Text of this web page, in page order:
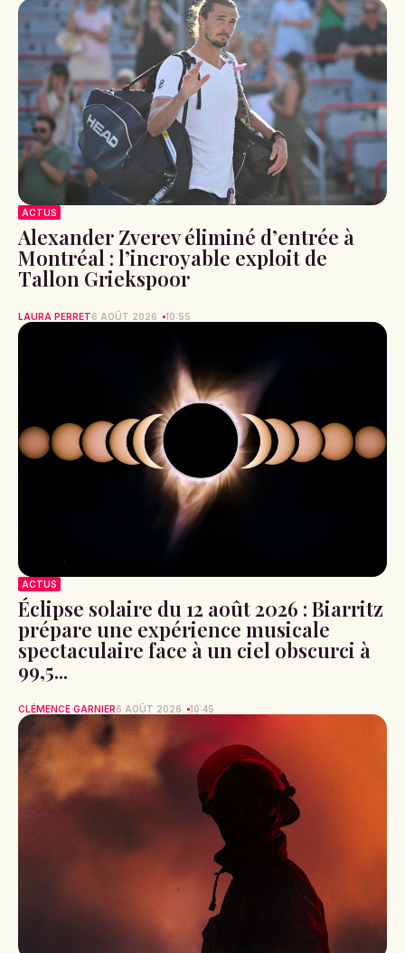
ACTUS
Alexander Zverev éliminé d’entrée à
Montréal : l’incroyable exploit de
Tallon Griekspoor
LAURA PERRET6 AOÛT 2026 10:55
ACTUS
Éclipse solaire du 12 août 2026 : Biarritz
prépare une expérience musicale
spectaculaire face à un ciel obscurci à
99,5...
CLÉMENCE GARNIER6 AOÛT 2026 10:45